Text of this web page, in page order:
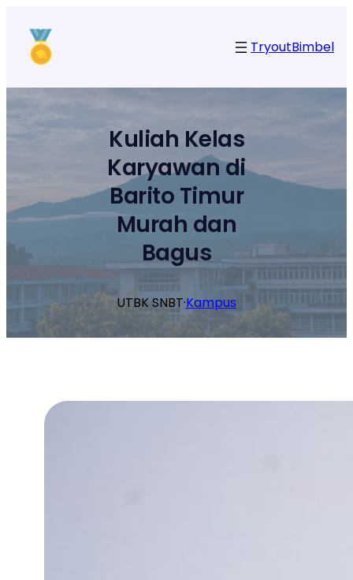
konten
TryoutBimbel
Kuliah Kelas
Karyawan di
Barito Timur
Murah dan
Bagus
UTBK SNBT·Kampus